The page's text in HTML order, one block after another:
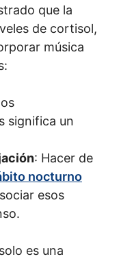
que la
de cortisol,
música
significa un
: Hacer de
nocturno
esos
es una